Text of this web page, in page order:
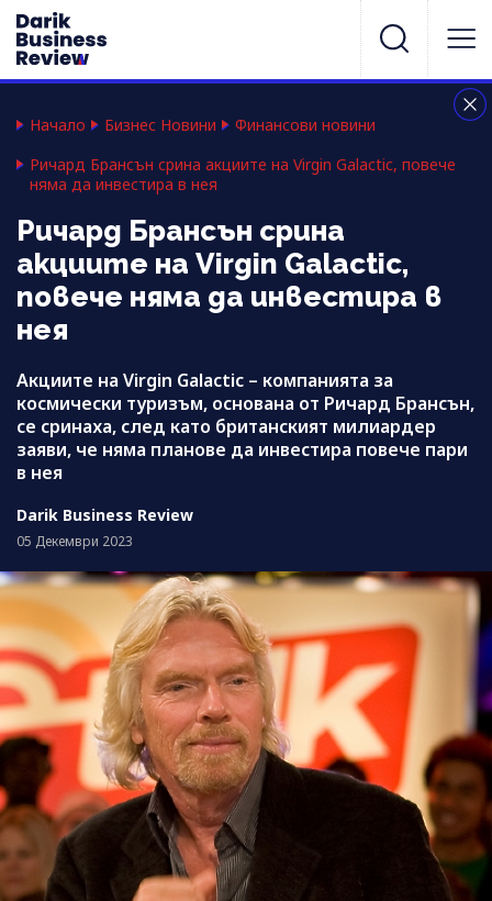
Начало Бизнес Новини
Финансови новини
Ричард Брансън срина акциите на Virgin Galactic, повече
няма да инвестира в нея
Ричард Брансън срина
акциите на Virgin Galactic,
повече няма да инвестира в
нея
Акциите на Virgin Galactic – компанията за
космически туризъм, основана от Ричард Брансън,
се сринаха, след като британският милиардер
заяви, че няма планове да инвестира повече пари
в нея
Darik Business Review
05 Декември 2023